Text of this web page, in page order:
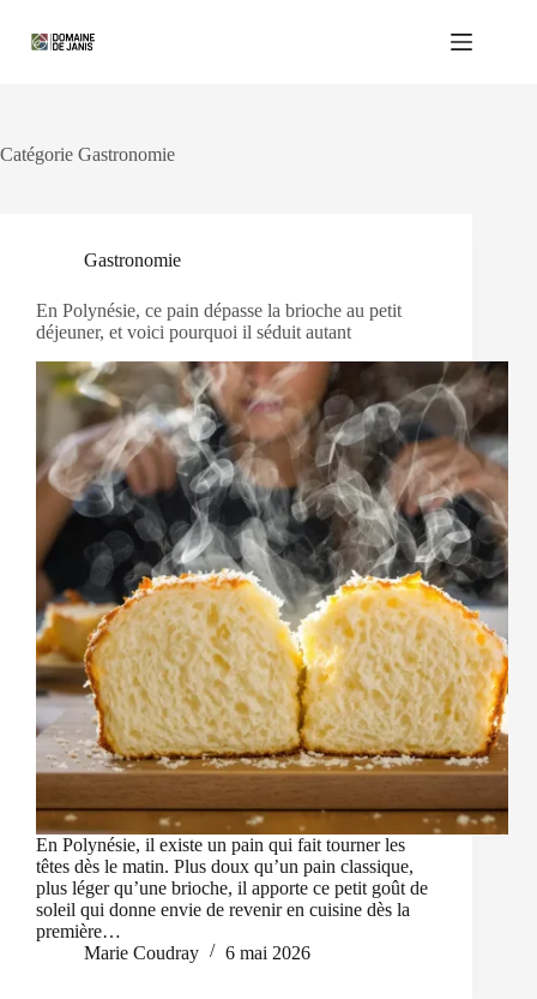
contenu
Catégorie Gastronomie
Gastronomie
En Polynésie, ce pain dépasse la brioche au petit
déjeuner, et voici pourquoi il séduit autant
En Polynésie, il existe un pain qui fait tourner les
têtes dès le matin. Plus doux qu’un pain classique,
plus léger qu’une brioche, il apporte ce petit goût de
soleil qui donne envie de revenir en cuisine dès la
première…
Marie Coudray
6 mai 2026